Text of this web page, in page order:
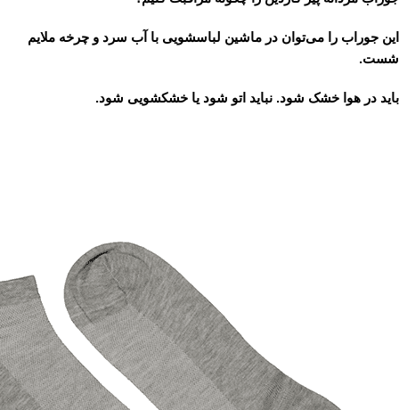
این جوراب را می‌توان در ماشین لباسشویی با آب سرد و چرخه ملایم
شست.
باید در هوا خشک شود. نباید اتو شود یا خشکشویی شود.